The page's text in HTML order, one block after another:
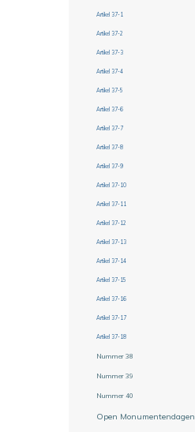
Artikel 37-1
Artikel 37-2
Artikel 37-3
Artikel 37-4
Artikel 37-5
Artikel 37-6
Artikel 37-7
Artikel 37-8
Artikel 37-9
Artikel 37-10
Artikel 37-11
Artikel 37-12
Artikel 37-13
Artikel 37-14
Artikel 37-15
Artikel 37-16
Artikel 37-17
Artikel 37-18
Nummer 38
Nummer 39
Nummer 40
Open Monumentendagen